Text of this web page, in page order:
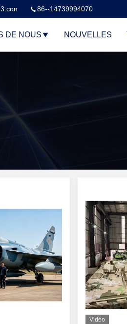
86--14739994070
DE NOUS NOUVELLES
Vidéo